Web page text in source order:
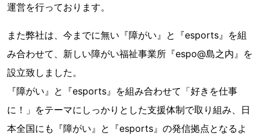
運営を行っております。
また弊社は、今までに無い『障がい』と『esports』を組
み合わせて、新しい障がい福祉事業所『espo@島之内』を
設立致しました。
『障がい』と『esports』を組み合わせて「好きを仕事
に！」をテーマにしっかりとした支援体制で取り組み、日
本全国にも『障がい』と『esports』の発信拠点となるよ